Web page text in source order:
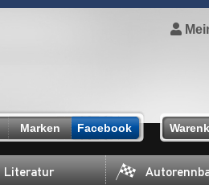
Marken Facebook
Literatur